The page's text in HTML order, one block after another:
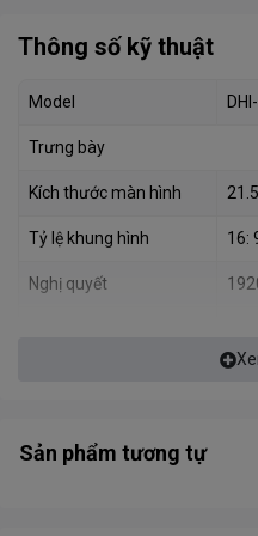
Mang lại trải nghiệm nghe nhìn
Thông số kỹ thuật
Model
Trưng bày
Kích thước màn hình
Tỷ lệ khung hình 16:
Nghị quyết
250
Màu hiển thị
Sản phẩm tương tự